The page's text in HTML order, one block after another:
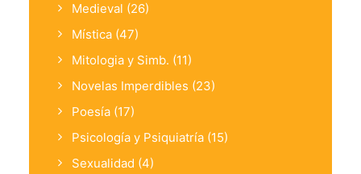
Medieval (26)
Mística (47)
Mitologia y Simb. (11)
Novelas Imperdibles (23)
Poesía (17)
Psicología y Psiquiatría (15)
Sexualidad (4)